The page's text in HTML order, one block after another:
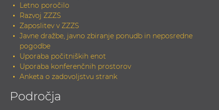
Letno poročilo
Razvoj ZZZS
Zaposlitev v ZZZS
Javne dražbe, javno zbiranje ponudb in neposredne
pogodbe
Uporaba počitniških enot
Uporaba konferenčnih prostorov
Anketa o zadovoljstvu strank
Področja